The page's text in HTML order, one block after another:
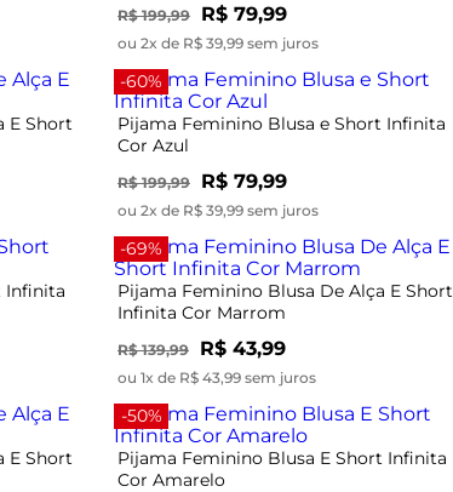
R$ 199,99 R$ 79,99
ou 2x de R$ 39,99 sem juros
E Short
-60%
Pijama Feminino Blusa e Short Infinita
Cor Azul
R$ 199,99 R$ 79,99
ou 2x de R$ 39,99 sem juros
Infinita
-69%
Pijama Feminino Blusa De Alça E Short
Infinita Cor Marrom
R$ 139,99 R$ 43,99
ou 1x de R$ 43,99 sem juros
E Short
-50%
Pijama Feminino Blusa E Short Infinita
Cor Amarelo